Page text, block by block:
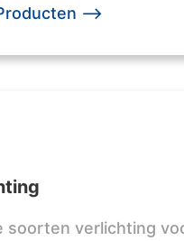
-->
soorten verlichting